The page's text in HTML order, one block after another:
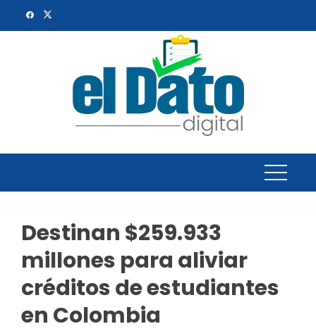
Destinan $259.933
millones para aliviar
créditos de estudiantes
en Colombia